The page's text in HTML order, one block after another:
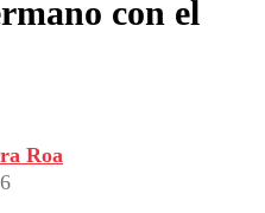
con el
Roa